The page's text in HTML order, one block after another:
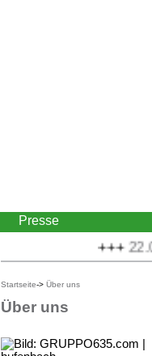
Presse
+++
Startseite-> Über uns
Über uns